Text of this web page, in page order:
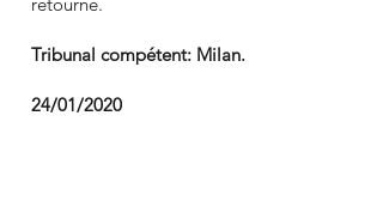
Tribunal compétent: Milan.
24/01/2020